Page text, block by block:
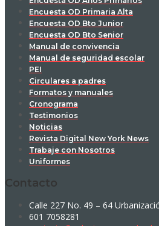
Encuesta OD Primaria Alta
Encuesta OD Bto Junior
Encuesta OD Bto Senior
Manual de convivencia
Manual de seguridad escolar
PEI
Circulares a padres
Formatos y manuales
Cronograma
Testimonios
Noticias
Revista Digital New York News
Trabaje con Nosotros
Uniformes
Contacto
Calle 227 No. 49 – 64
601 7058281